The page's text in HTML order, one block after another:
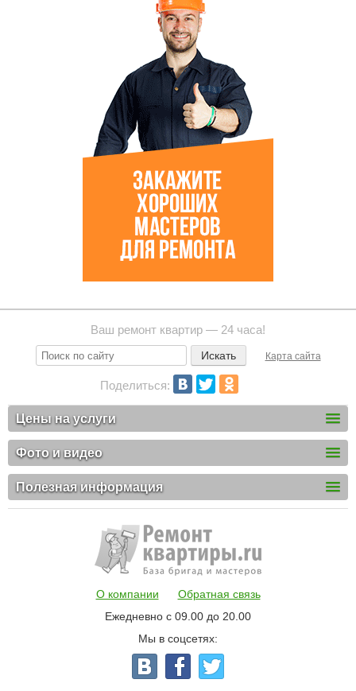
Ваш ремонт квартир — 24 часа!
Карта сайта
Поделиться:
Цены на услуги
Фото и видео
Полезная информация
О компании
Обратная связь
Ежедневно с 09.00 до 20.00
Мы в соцсетях: